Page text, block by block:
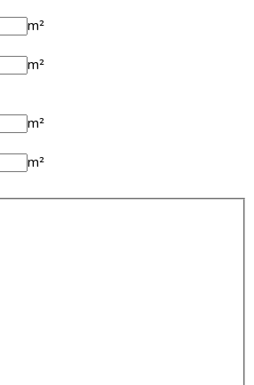
m²
m²
m²
m²